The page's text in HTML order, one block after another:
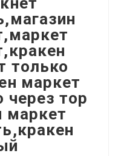
только
маркет
через тор
маркет